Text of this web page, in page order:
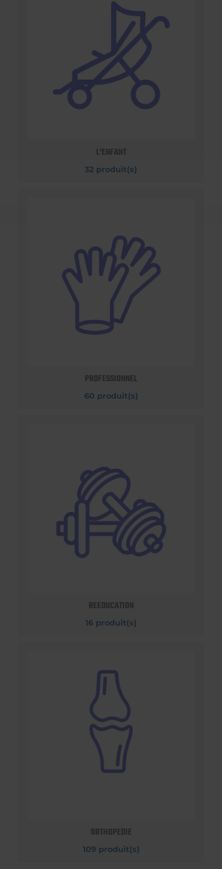
L'ENFANT
32 produit(s)
PROFESSIONNEL
60 produit(s)
REEDUCATION
16 produit(s)
ORTHOPEDIE
109 produit(s)